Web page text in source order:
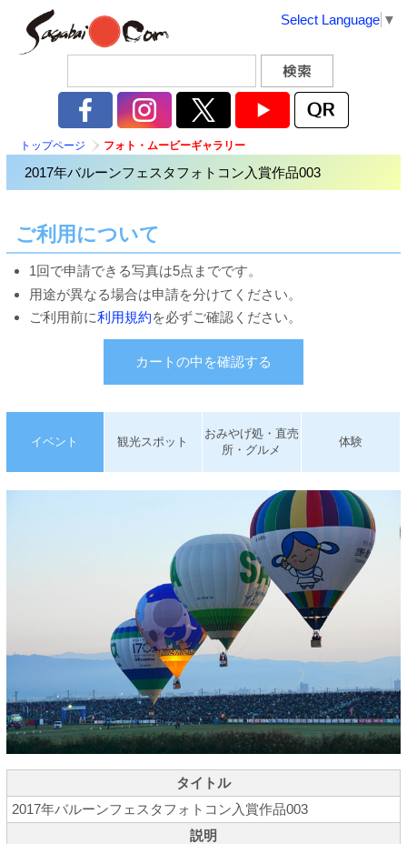
Select Language ▼
トップページ フォト・ムービーギャラリー
2017年バルーンフェスタフォトコン入賞作品003
ご利用について
1回で申請できる写真は5点までです。
用途が異なる場合は申請を分けてください。
ご利用前に利用規約を必ずご確認ください。
カートの中を確認する
イベント 観光スポット
おみやげ処・直売
所・グルメ
体験
タイトル
2017年バルーンフェスタフォトコン入賞作品003
説明